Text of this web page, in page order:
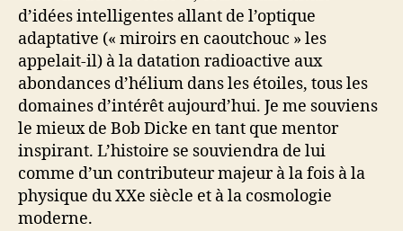
d’idées intelligentes allant de l’optique
adaptative (« miroirs en caoutchouc » les
appelait-il) à la datation radioactive aux
abondances d’hélium dans les étoiles, tous les
domaines d’intérêt aujourd’hui. Je me souviens
le mieux de Bob Dicke en tant que mentor
inspirant. L’histoire se souviendra de lui
comme d’un contributeur majeur à la fois à la
physique du XXe siècle et à la cosmologie
moderne.